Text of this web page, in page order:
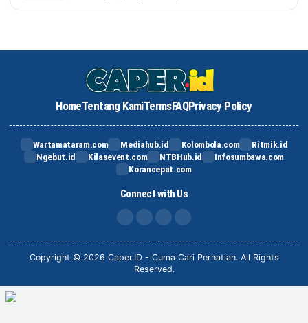
HomeTentang KamiTermsFAQPrivacy Policy
Wartamataram.com Mediahub.id Kolombola.com
Ritmik.id
Ngebut.id
Kilasevent.com NTBHub.id
Infosumbawa.com
Korancepat.com
Connect with Us
FB IG TikTok
Copyright © 2026 Caper.ID - Cuma Cari Perhatian. All Rights
Reserved.